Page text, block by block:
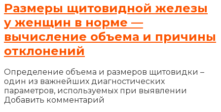
Размеры щитовидной железы
у женщин в норме —
вычисление объема и причины
отклонений
Определение объема и размеров щитовидки –
один из важнейших диагностических
параметров, используемых при выявлении
Добавить комментарий